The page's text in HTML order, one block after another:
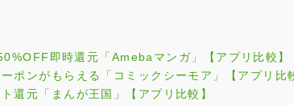
即時還元「Amebaマンガ」【アプリ比較】
ポンがもらえる「コミックシーモア」【アプリ比
還元「まんが王国」【アプリ比較】